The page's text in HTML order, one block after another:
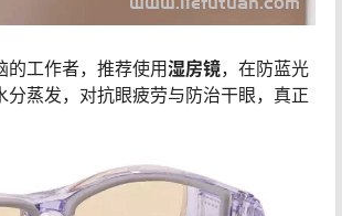
的工作者，推荐使用湿房镜，在防蓝光
分蒸发，对抗眼疲劳与防治干眼，真正